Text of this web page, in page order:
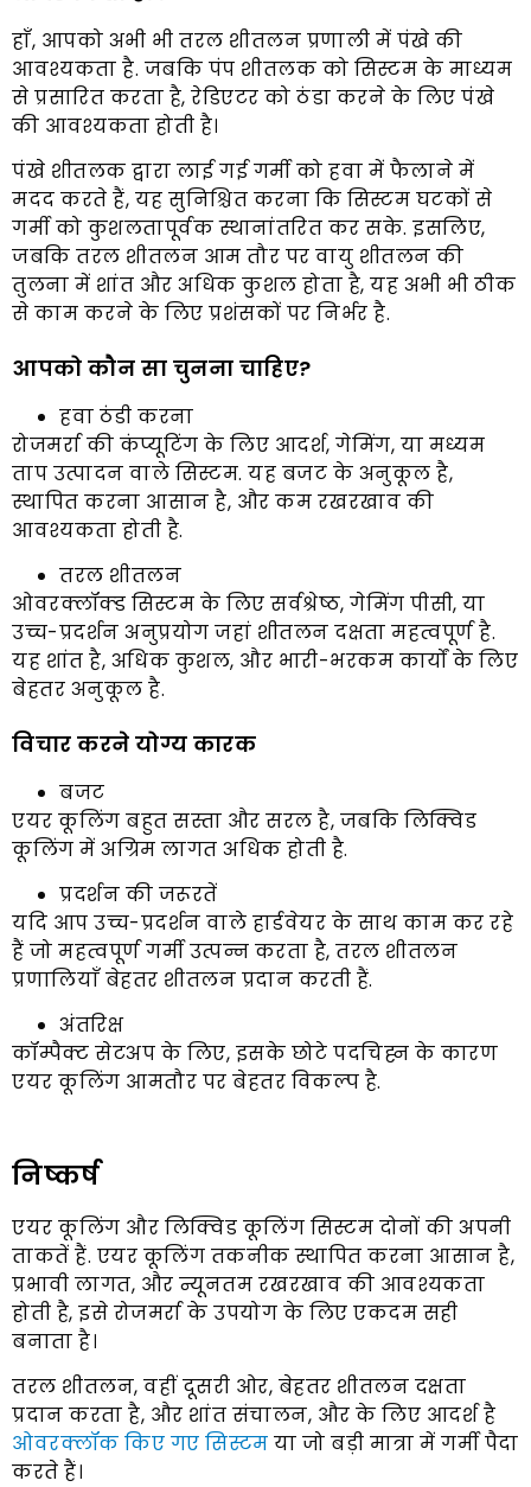
हाँ, आपको अभी भी तरल शीतलन प्रणाली में पंखे की
आवश्यकता है. जबकि पंप शीतलक को सिस्टम के माध्यम
से प्रसारित करता है, रेडिएटर को ठंडा करने के लिए पंखे
की आवश्यकता होती है।
पंखे शीतलक द्वारा लाई गई गर्मी को हवा में फैलाने में
मदद करते हैं, यह सुनिश्चित करना कि सिस्टम घटकों से
गर्मी को कुशलतापूर्वक स्थानांतरित कर सके. इसलिए,
जबकि तरल शीतलन आम तौर पर वायु शीतलन की
तुलना में शांत और अधिक कुशल होता है, यह अभी भी ठीक
से काम करने के लिए प्रशंसकों पर निर्भर है.
आपको कौन सा चुनना चाहिए?
हवा ठंडी करना
रोजमर्रा की कंप्यूटिंग के लिए आदर्श, गेमिंग, या मध्यम
ताप उत्पादन वाले सिस्टम. यह बजट के अनुकूल है,
स्थापित करना आसान है, और कम रखरखाव की
आवश्यकता होती है.
तरल शीतलन
ओवरक्लॉक्ड सिस्टम के लिए सर्वश्रेष्ठ, गेमिंग पीसी, या
उच्च-प्रदर्शन अनुप्रयोग जहां शीतलन दक्षता महत्वपूर्ण है.
यह शांत है, अधिक कुशल, और भारी-भरकम कार्यों के लिए
बेहतर अनुकूल है.
विचार करने योग्य कारक
बजट
एयर कूलिंग बहुत सस्ता और सरल है, जबकि लिक्विड
कूलिंग में अग्रिम लागत अधिक होती है.
प्रदर्शन की जरूरतें
यदि आप उच्च-प्रदर्शन वाले हार्डवेयर के साथ काम कर रहे
हैं जो महत्वपूर्ण गर्मी उत्पन्न करता है, तरल शीतलन
प्रणालियाँ बेहतर शीतलन प्रदान करती हैं.
अंतरिक्ष
कॉम्पैक्ट सेटअप के लिए, इसके छोटे पदचिह्न के कारण
एयर कूलिंग आमतौर पर बेहतर विकल्प है.
निष्कर्ष
एयर कूलिंग और लिक्विड कूलिंग सिस्टम दोनों की अपनी
ताकतें हैं. एयर कूलिंग तकनीक स्थापित करना आसान है,
प्रभावी लागत, और न्यूनतम रखरखाव की आवश्यकता
होती है, इसे रोजमर्रा के उपयोग के लिए एकदम सही
बनाता है।
तरल शीतलन, वहीं दूसरी ओर, बेहतर शीतलन दक्षता
प्रदान करता है, और शांत संचालन, और के लिए आदर्श है
ओवरक्लॉक किए गए सिस्टम या जो बड़ी मात्रा में गर्मी पैदा
करते हैं।